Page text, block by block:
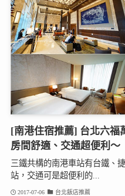
[南港住宿推薦] 台北六福
房間舒適、交通超便利～
三鐵共構的南港車站有台鐵、
站，交通可是超便利的...
2017-07-06 台北飯店推薦